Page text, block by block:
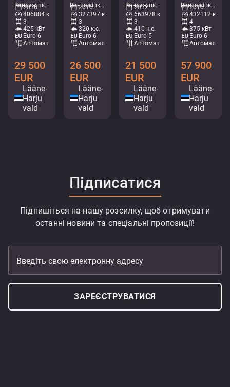
Вантажівки - Шасі • M435-3734
2018
406884 км
3
425 кВт
Euro 6
Автоматичний
29 500
EUR
Lääne-
Harju
vald
Вантажівки - Холодильник • M714-0584
2016
327397 км
3
320 к.с.
Euro 6
Автоматичний
26 500
EUR
Lääne-
Harju
vald
Вантажівки - Холодильник • M420-1252
2012
663978 км
3
410 к.с.
Euro 5
Автоматичний
21 500
EUR
Lääne-
Harju
vald
Вантажівки - Кран-самоскид • M571-8434
2016
432112 км
4
375 кВт
Euro 6
57 900
EUR
Lääne-
Harju
vald
Підписатися
Підпишіться на нашу розсилку, щоб отримувати
останні новини та спеціальні пропозиції!
Введіть свою електронну адресу
ЗАРЕЄСТРУВАТИСЯ